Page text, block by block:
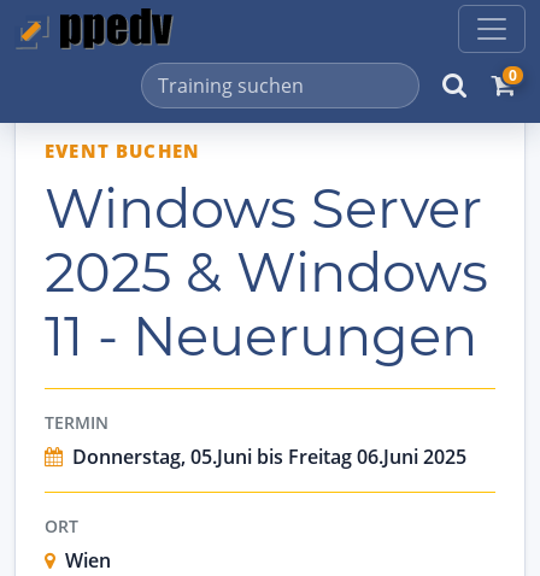
0
EVENT BUCHEN
Windows Server
2025 & Windows
11 - Neuerungen
TERMIN
Donnerstag, 05.Juni bis Freitag 06.Juni 2025
ORT
Wien